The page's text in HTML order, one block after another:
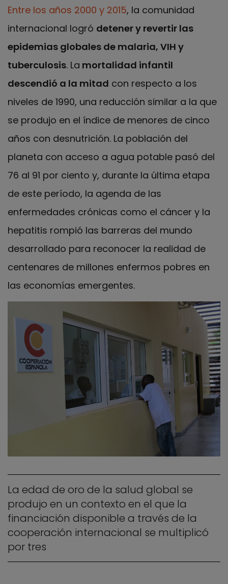
Entre los años 2000 y 2015, la comunidad
internacional logró detener y revertir las
epidemias globales de malaria, VIH y
tuberculosis. La mortalidad infantil
descendió a la mitad con respecto a los
niveles de 1990, una reducción similar a la que
se produjo en el índice de menores de cinco
años con desnutrición. La población del
planeta con acceso a agua potable pasó del
76 al 91 por ciento y, durante la última etapa
de este período, la agenda de las
enfermedades crónicas como el cáncer y la
hepatitis rompió las barreras del mundo
desarrollado para reconocer la realidad de
centenares de millones enfermos pobres en
las economías emergentes.
La edad de oro de la salud global se
produjo en un contexto en el que la
financiación disponible a través de la
cooperación internacional se multiplicó
por tres